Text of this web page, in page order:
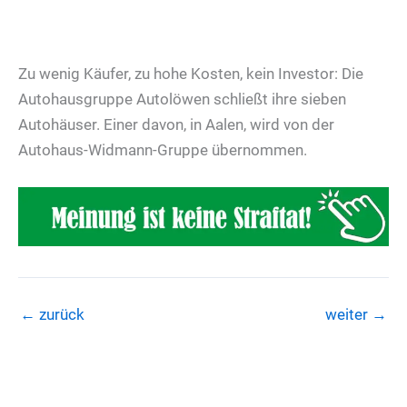
Zu wenig Käufer, zu hohe Kosten, kein Investor: Die
Autohausgruppe Autolöwen schließt ihre sieben
Autohäuser. Einer davon, in Aalen, wird von der
Autohaus-Widmann-Gruppe übernommen.
← zurück weiter →